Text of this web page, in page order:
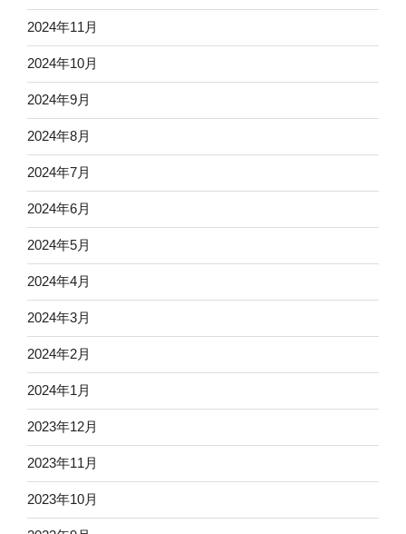
2024年11月
2024年10月
2024年9月
2024年8月
2024年7月
2024年6月
2024年5月
2024年4月
2024年3月
2024年2月
2024年1月
2023年12月
2023年11月
2023年10月